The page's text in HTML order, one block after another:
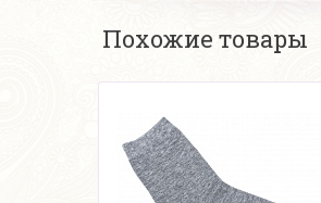
Похожие товары